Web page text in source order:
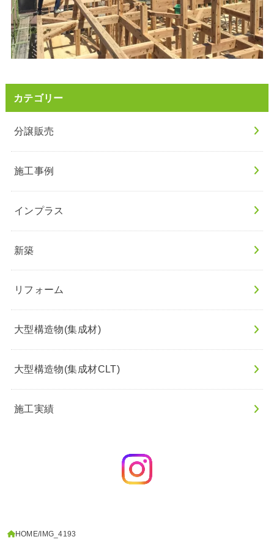
カテゴリー
分譲販売
施工事例
インプラス
新築
リフォーム
大型構造物(集成材)
大型構造物(集成材CLT)
施工実績
HOME IMG_4193